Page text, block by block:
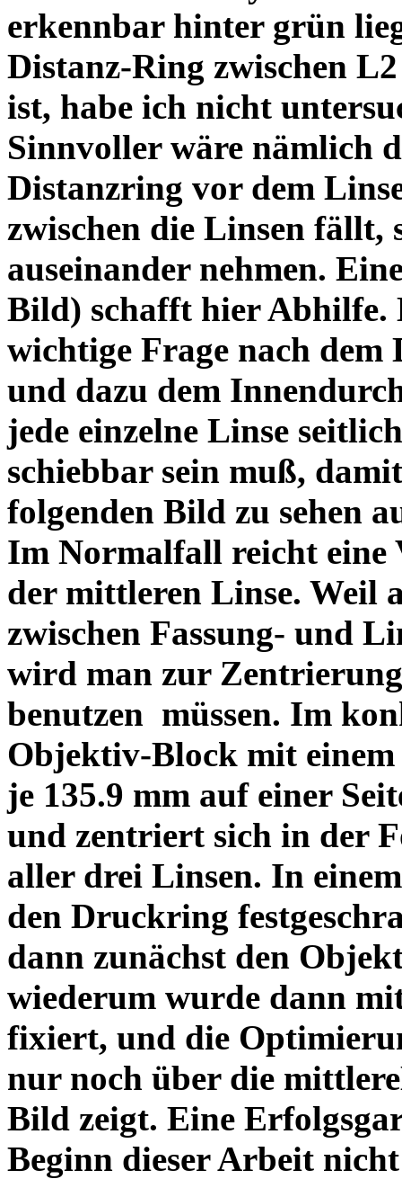
erkennbar hinter grün
Distanz-Ring zwischen
ist, habe ich nicht
Sinnvoller wäre nämlich
Distanzring vor dem
zwischen die Linsen fällt,
auseinander nehmen.
Bild) schafft hier Abhilfe.
wichtige Frage nach dem
und dazu dem
jede einzelne Linse
schiebbar sein muß,
folgenden Bild zu sehen
Im Normalfall reicht eine
der mittleren Linse. Weil
zwischen Fassung- und
wird man zur
benutzen müssen. Im
Objektiv-Block mit einem
je 135.9 mm auf einer
und zentriert sich in der
aller drei Linsen. In
den Druckring
dann zunächst den
wiederum wurde dann
fixiert, und die
nur noch über die
Bild zeigt. Eine
Beginn dieser Arbeit